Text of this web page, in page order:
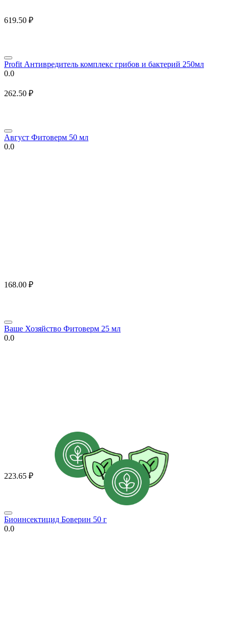
619.50 ₽
Profit Антивредитель комплекс грибов и бактерий 250мл
0.0
262.50 ₽
Август Фитоверм 50 мл
0.0
168.00 ₽
Ваше Хозяйство Фитоверм 25 мл
0.0
223.65 ₽
Биоинсектицид Боверин 50 г
0.0